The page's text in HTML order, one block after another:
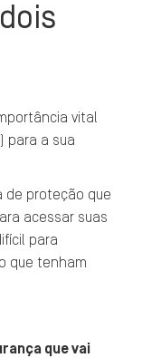
vital
para a sua
de proteção que
acessar suas
para
que tenham
que vai